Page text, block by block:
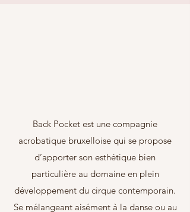
Back Pocket est une compagnie
acrobatique bruxelloise qui se propose
d’apporter son esthétique bien
particulière au domaine en plein
développement du cirque contemporain.
Se mélangeant aisément à la danse ou au